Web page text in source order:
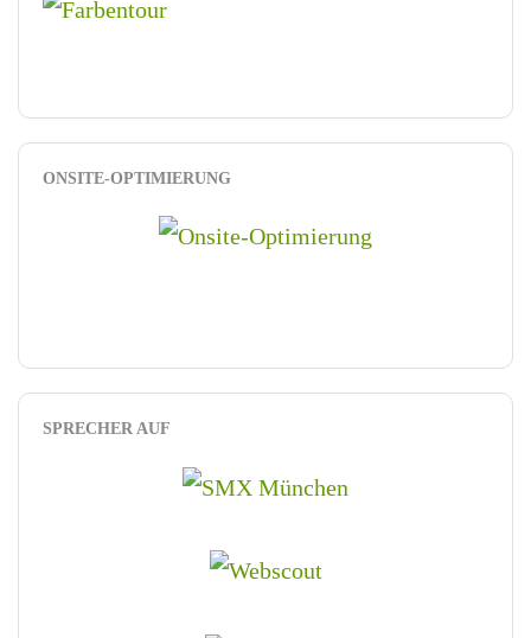
ONSITE-OPTIMIERUNG
SPRECHER AUF